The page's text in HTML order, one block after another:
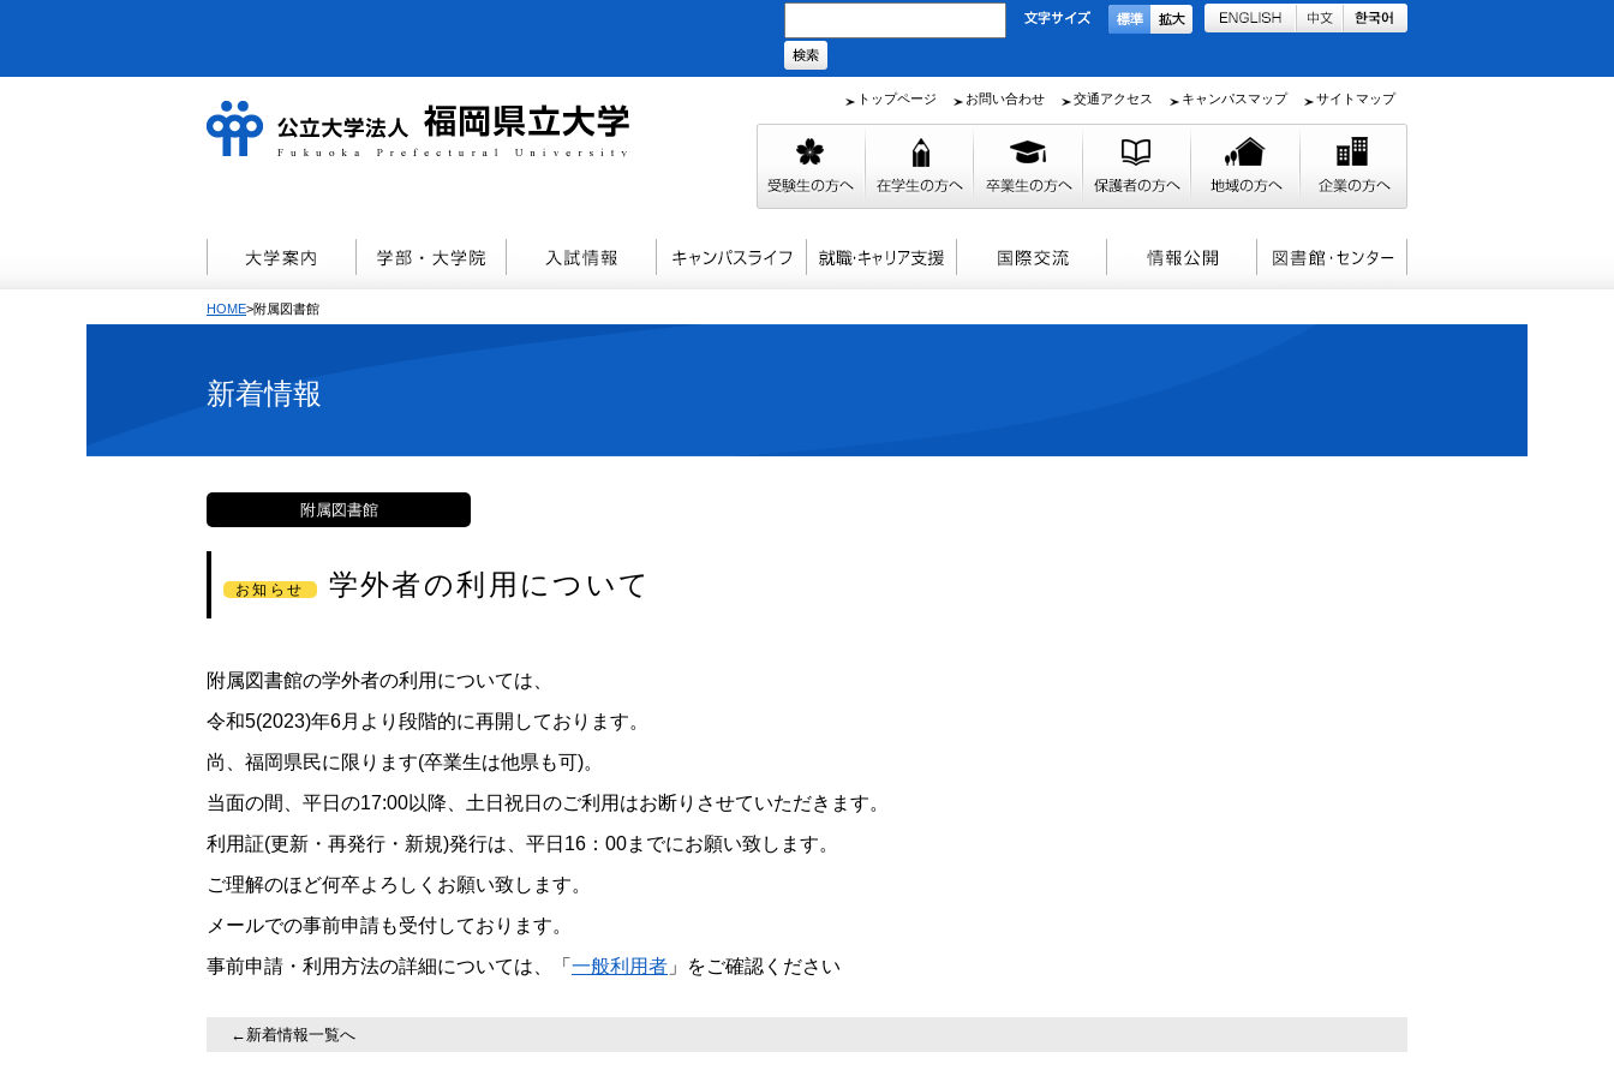
トップページ お問い合わせ 交通アクセス キャンパスマップ サイトマップ
HOME>附属図書館
新着情報
附属図書館
お知らせ 学外者の利用について
附属図書館の学外者の利用については、
令和5(2023)年6月より段階的に再開しております。
尚、福岡県民に限ります(卒業生は他県も可)。
当面の間、平日の17:00以降、土日祝日のご利用はお断りさせていただきます。
利用証(更新・再発行・新規)発行は、平日16：00までにお願い致します。
ご理解のほど何卒よろしくお願い致します。
メールでの事前申請も受付しております。
事前申請・利用方法の詳細については、「 一般利用者 」をご確認ください
←新着情報一覧へ